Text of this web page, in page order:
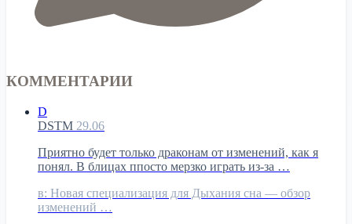
КОММЕНТАРИИ
D
DSTM 29.06
Приятно будет только драконам от изменений, как я
понял. В блицах ппосто мерзко играть из-за …
в: Новая специализация для Дыхания сна — обзор
изменений …